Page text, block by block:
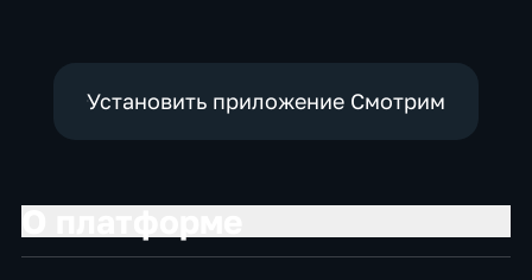
Установить приложение Смотрим